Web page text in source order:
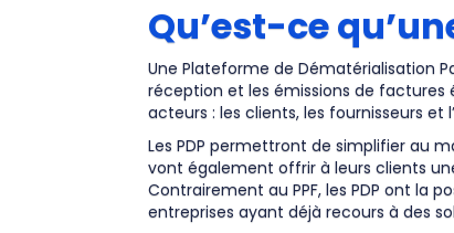
Qu’est-ce
Une Plateforme de Dématérialisation
réception et les émissions de factures
acteurs : les clients, les fournisseurs et
Les PDP permettront de simplifier au
vont également offrir à leurs clients
Contrairement au PPF, les PDP ont la
entreprises ayant déjà recours à des